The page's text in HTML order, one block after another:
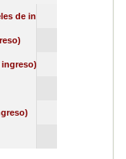
de ingreso)